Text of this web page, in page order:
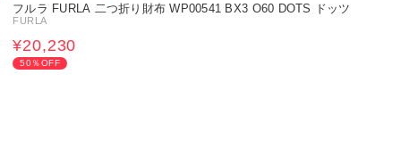
フルラ FURLA 二つ折り財布 WP00541 BX3 O60 DOTS ドッツ
FURLA
¥20,230
50％OFF